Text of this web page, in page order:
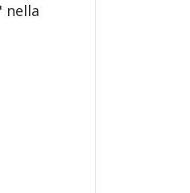
nella